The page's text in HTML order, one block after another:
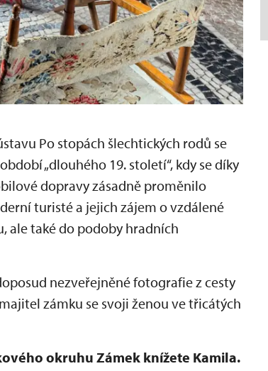
Po stopách šlechtických rodů se
„dlouhého 19. století“, kdy se díky
dopravy zásadně proměnilo
turisté a jejich zájem o vzdálené
ale také do podoby hradních
nezveřejněné fotografie z cesty
zámku se svoji ženou ve třicátých
okruhu Zámek knížete Kamila.